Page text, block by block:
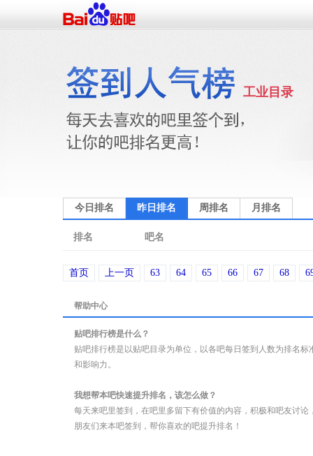
工业目录
今日排名 昨日排名 周排名 月排名
排名 吧名
首页 上一页 63 64 65 66 67 68
帮助中心
贴吧排行榜是什么？
贴吧排行榜是以贴吧目录为单位，以各吧每日签到人数为排名
和影响力。
我想帮本吧快速提升排名，该怎么做？
每天来吧里签到，在吧里多留下有价值的内容，积极和吧友讨
朋友们来本吧签到，帮你喜欢的吧提升排名！